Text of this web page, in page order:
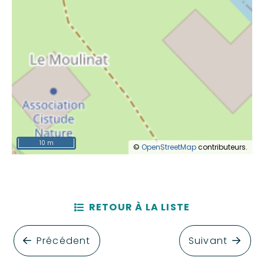
© OpenStreetMapcontributeurs.
10 m
Précédent
RETOUR À LA LISTE
Suivant